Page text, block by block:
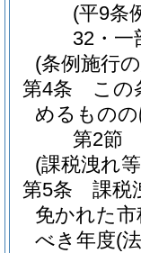
(平9条
32・一
(条例施行
第4条
この
めるもの
第2節
(課税洩れ
第5条
課税
免かれた
べき年度(